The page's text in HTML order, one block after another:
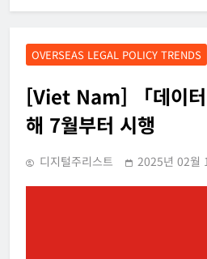
OVERSEAS LEGAL POLICY TRENDS
[Viet Nam] 「데이
해 7월부터 시행
디지털주리스트 2025년 02월